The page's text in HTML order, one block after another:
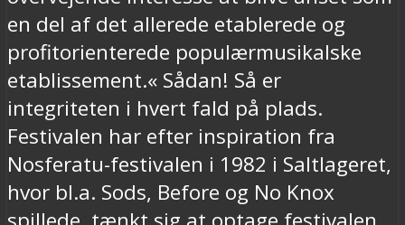
en del af det allerede etablerede og
profitorienterede populærmusikalske
etablissement.« Sådan! Så er
integriteten i hvert fald på plads.
Festivalen har efter inspiration fra
Nosferatu-festivalen i 1982 i Saltlageret,
hvor bl.a. Sods, Before og No Knox